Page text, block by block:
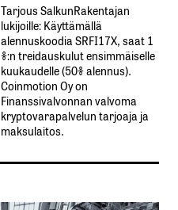
Tarjous SalkunRakentajan
lukijoille: Käyttämällä​ ​
alennuskoodia​ ​SRFI17X,​ ​saat​ ​1
%:n treidauskulut​ ​ensimmäiselle​ ​
kuukaudelle​ ​(50%​ ​alennus).
Coinmotion Oy on
Finanssivalvonnan valvoma
kryptovarapalvelun tarjoaja ja
maksulaitos.